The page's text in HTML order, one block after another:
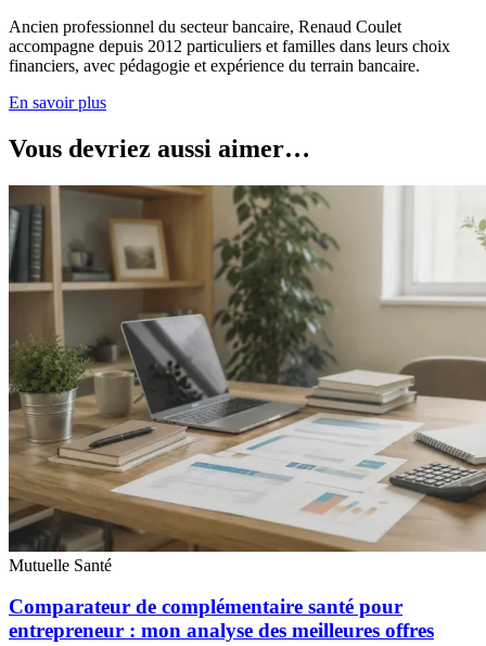
Ancien professionnel du secteur bancaire, Renaud Coulet
accompagne depuis 2012 particuliers et familles dans leurs choix
financiers, avec pédagogie et expérience du terrain bancaire.
En savoir plus
Vous devriez aussi aimer…
Mutuelle Santé
Comparateur de complémentaire santé pour
entrepreneur : mon analyse des meilleures offres